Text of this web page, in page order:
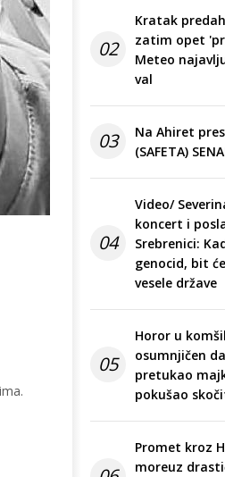
02
Kratak
zatim opet
Meteo
val
03
Na Ahiret
(SAFETA)
04
Video/
koncert i
Srebrenici:
genocid, bit
vesele države
05
Horor u
osumnjičen
pretukao
pokušao
Promet kroz
moreuz